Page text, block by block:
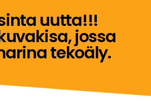
uutta!!!
jossa
tekoäly.